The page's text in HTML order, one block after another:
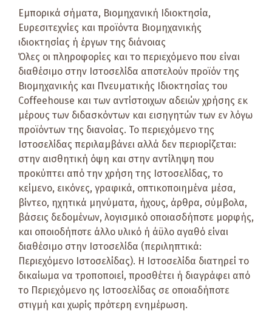
Εμπορικά σήματα, Βιομηχανική Ιδιοκτησία,
Ευρεσιτεχνίες και προϊόντα Βιομηχανικής
ιδιοκτησίας ή έργων της διάνοιας
Όλες οι πληροφορίες και το περιεχόμενο που είναι
διαθέσιμο στην Ιστοσελίδα αποτελούν προϊόν της
Βιομηχανικής και Πνευματικής Ιδιοκτησίας του
Coffeehouse και των αντίστοιχων αδειών χρήσης εκ
μέρους των διδασκόντων και εισηγητών των εν λόγω
προϊόντων της διανοίας. Το περιεχόμενο της
Ιστοσελίδας περιλαμβάνει αλλά δεν περιορίζεται:
στην αισθητική όψη και στην αντίληψη που
προκύπτει από την χρήση της Ιστοσελίδας, το
κείμενο, εικόνες, γραφικά, οπτικοποιημένα μέσα,
βίντεο, ηχητικά μηνύματα, ήχους, άρθρα, σύμβολα,
βάσεις δεδομένων, λογισμικό οποιασδήποτε μορφής,
και οποιοδήποτε άλλο υλικό ή άϋλο αγαθό είναι
διαθέσιμο στην Ιστοσελίδα (περιληπτικά:
Περιεχόμενο Ιστοσελίδας). Η Ιστοσελίδα διατηρεί το
δικαίωμα να τροποποιεί, προσθέτει ή διαγράφει από
το Περιεχόμενο ης Ιστοσελίδας σε οποιαδήποτε
στιγμή και χωρίς πρότερη ενημέρωση.